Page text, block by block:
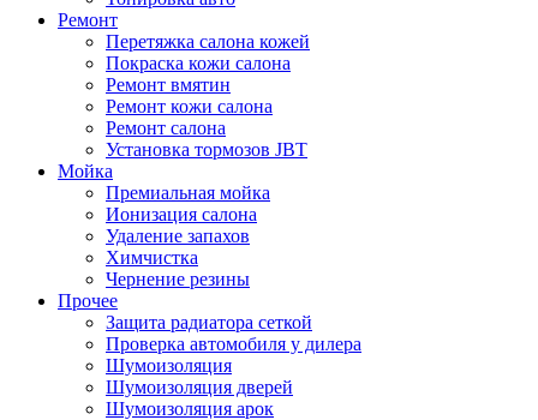
Ремонт
Перетяжка салона кожей
Покраска кожи салона
Ремонт вмятин
Ремонт кожи салона
Ремонт салона
Установка тормозов JBT
Мойка
Премиальная мойка
Ионизация салона
Удаление запахов
Химчистка
Чернение резины
Прочее
Защита радиатора сеткой
Проверка автомобиля у дилера
Шумоизоляция
Шумоизоляция дверей
Шумоизоляция арок